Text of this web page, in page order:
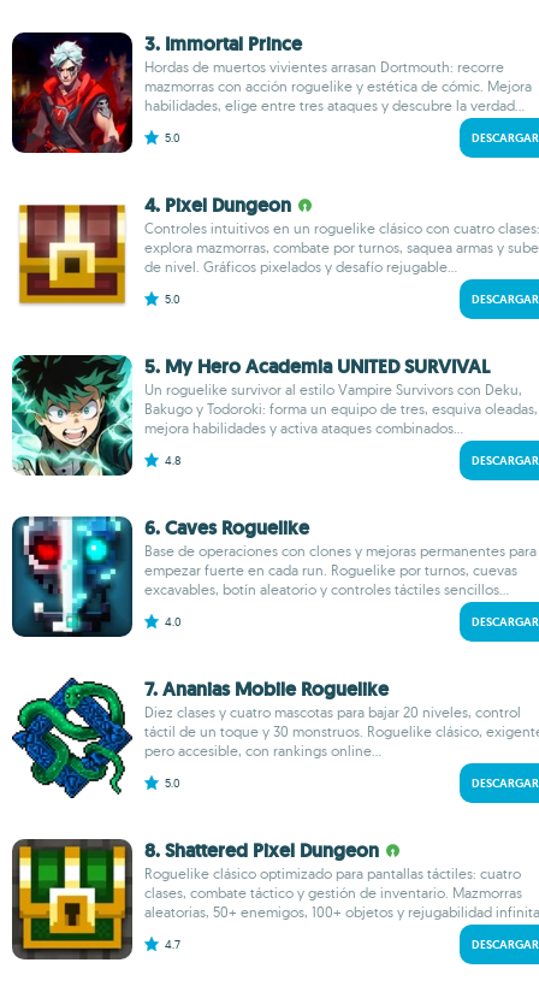
3. Immortal Prince
Hordas de muertos vivientes arrasan Dortmouth: recorre
mazmorras con acción roguelike y estética de cómic. Mejora
habilidades, elige entre tres ataques y descubre la verdad...
5.0 DESCARGAR
4. Pixel Dungeon
Controles intuitivos en un roguelike clásico con cuatro clases:
explora mazmorras, combate por turnos, saquea armas y sube
de nivel. Gráficos pixelados y desafío rejugable...
5.0 DESCARGAR
5. My Hero Academia UNITED SURVIVAL
Un roguelike survivor al estilo Vampire Survivors con Deku,
Bakugo y Todoroki: forma un equipo de tres, esquiva oleadas,
mejora habilidades y activa ataques combinados...
4.8 DESCARGAR
6. Caves Roguelike
Base de operaciones con clones y mejoras permanentes para
empezar fuerte en cada run. Roguelike por turnos, cuevas
excavables, botín aleatorio y controles táctiles sencillos...
4.0 DESCARGAR
7. Ananias Mobile Roguelike
Diez clases y cuatro mascotas para bajar 20 niveles, control
táctil de un toque y 30 monstruos. Roguelike clásico,
pero accesible, con rankings online...
5.0 DESCARGAR
8. Shattered Pixel Dungeon
Roguelike clásico optimizado para pantallas táctiles: cuatro
clases, combate táctico y gestión de inventario. Mazmorras
aleatorias, 50+ enemigos, 100+ objetos y rejugabilidad
4.7 DESCARGAR